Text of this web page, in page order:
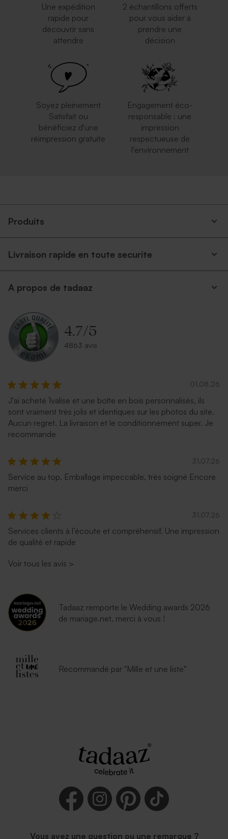
Une expédition
rapide pour
découvrir sans
attendre
2 échantillons offerts
pour vous aider à
prendre une
décision
Soyez pleinement
Satisfait ou
bénéficiez d'une
réimpression gratuite
Engagement éco-
responsable : une
impression
respectueuse de
l'environnement
Produits
Livraison rapide en toute securite
A propos de tadaaz
4.7/5
4863 avis
01.08.26
J'ai acheté 1valise et une boîte en bois personnalisés, ils
sont vraiment très jolis et identiques sur les photos du site.
Aucun regret. La livraison et le conditionnement super. Je
recommande
31.07.26
Service au top. Emballage impeccable, très soigné Encore
merci
31.07.26
Services clients à l’écoute et compréhensif. Une impression
de qualité et rapide
Voir tous les avis >
Tadaaz remporte le Wedding awards 2026
de mariage.net, merci à vous !
Recommandé par "Mille et une liste"
Vous avez une question ou une remarque ?